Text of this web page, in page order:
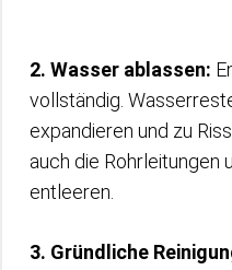
2. Wasser ablassen:
vollständig.
expandieren und zu
auch die Rohrleitungen
entleeren.
3. Gründliche